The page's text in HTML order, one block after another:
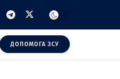
ДОПОМОГА ЗСУ